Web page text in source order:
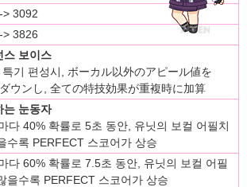
> 3092
> 3826
스 보이스
기 편성시, ボーカル以外のアピール値を
ウンし, 全ての特技効果が重複時に加算
는 눈동자
다 40% 확률로 5초 동안, 유닛의 보컬 어필치
수록 PERFECT 스코어가 상승
다 60% 확률로 7.5초 동안, 유닛의 보컬 어필
을수록 PERFECT 스코어가 상승